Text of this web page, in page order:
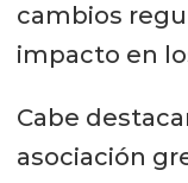
cambios
impacto en
Cabe
asociación